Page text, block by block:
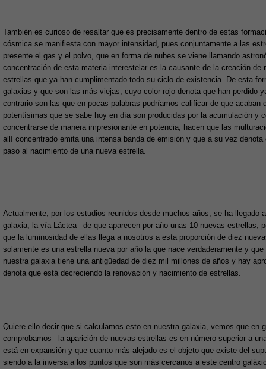
También es curioso de resaltar que es precisamente dentro de estas
cósmica se manifiesta con mayor intensidad, pues conjuntamente a las
presente el gas y el polvo, que en forma de nubes se viene llamando
concentración de esta materia interestelar es la causante de la creación
estrellas que ya han cumplimentado todo su ciclo de existencia. De esta
galaxias y que son las más viejas, cuyo color rojo denota que han perdido
contrario son las que en pocas palabras podríamos calificar de que
potentísimas que se sabe hoy en día son producidas por la acumulación y
concentrarse de manera impresionante en potencia, hacen que las
allí concentrado emita una intensa banda de emisión y que a su vez
paso al nacimiento de una nueva estrella.
Actualmente, por los estudios reunidos desde muchos años, se ha
galaxia, la vía Láctea– de que aparecen por año unas 10 nuevas
que la luminosidad de ellas llega a nosotros a esta proporción de diez
solamente es una estrella nueva por año la que nace verdaderamente y
nuestra galaxia tiene una antigüedad de diez mil millones de años y hay
denota que está decreciendo la renovación y nacimiento de estrellas.
Quiere ello decir que si calculamos esto en nuestra galaxia, vemos que
comprobamos– la aparición de nuevas estrellas es en número superior a
está en expansión y que cuanto más alejado es el objeto que existe del
siendo a la inversa a los puntos que son más cercanos a este centro